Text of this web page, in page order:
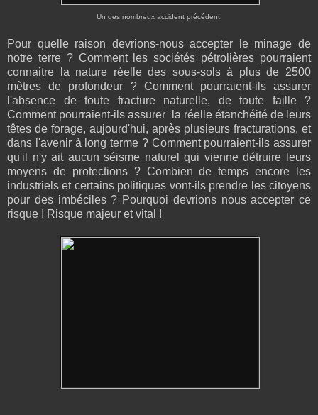
Un des nombreux accident précédent.
Pour quelle raison devrions-nous accepter le minage de
notre terre ? Comment les sociétés pétrolières pourraient
connaitre la nature réelle des sous-sols à plus de 2500
mètres de profondeur ? Comment pourraient-ils assurer
l'absence de toute fracture naturelle, de toute faille ?
Comment pourraient-ils assurer la réelle étanchéité de leurs
têtes de forage, aujourd'hui, après plusieurs fracturations, et
dans l'avenir à long terme ? Comment pourraient-ils assurer
qu'il n'y ait aucun séisme naturel qui vienne détruire leurs
moyens de protections ? Combien de temps encore les
industriels et certains politiques vont-ils prendre les citoyens
pour des imbéciles ? Pourquoi devrions nous accepter ce
risque ! Risque majeur et vital !